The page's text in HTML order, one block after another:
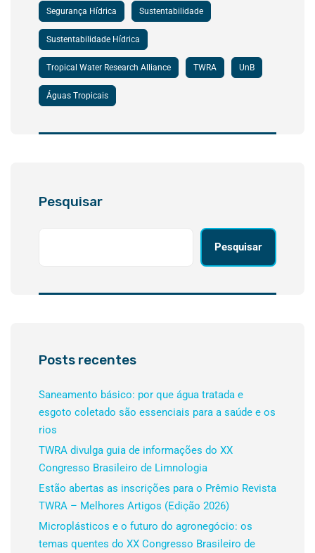
Segurança Hídrica Sustentabilidade
Sustentabilidade Hídrica
Tropical Water Research Alliance TWRA UnB
Águas Tropicais
Pesquisar
Pesquisar
Posts recentes
Saneamento básico: por que água tratada e
esgoto coletado são essenciais para a saúde e os
rios
TWRA divulga guia de informações do XX
Congresso Brasileiro de Limnologia
Estão abertas as inscrições para o Prêmio Revista
TWRA – Melhores Artigos (Edição 2026)
Microplásticos e o futuro do agronegócio: os
temas quentes do XX Congresso Brasileiro de